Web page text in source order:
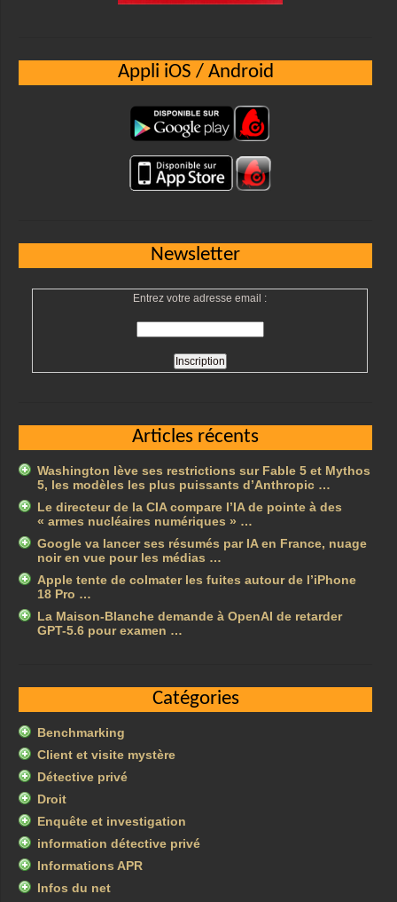
Appli iOS / Android
Newsletter
Entrez votre adresse email :
Articles récents
Washington lève ses restrictions sur Fable 5 et Mythos
5, les modèles les plus puissants d’Anthropic …
Le directeur de la CIA compare l’IA de pointe à des
« armes nucléaires numériques » …
Google va lancer ses résumés par IA en France, nuage
noir en vue pour les médias …
Apple tente de colmater les fuites autour de l’iPhone
18 Pro …
La Maison-Blanche demande à OpenAI de retarder
GPT-5.6 pour examen …
Catégories
Benchmarking
Client et visite mystère
Détective privé
Droit
Enquête et investigation
information détective privé
Informations APR
Infos du net